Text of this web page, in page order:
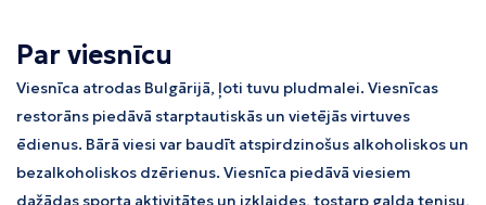
Par viesnīcu
Viesnīca atrodas Bulgārijā, ļoti tuvu pludmalei. Viesnīcas
restorāns piedāvā starptautiskās un vietējās virtuves
ēdienus. Bārā viesi var baudīt atspirdzinošus alkoholiskos un
bezalkoholiskos dzērienus. Viesnīca piedāvā viesiem
dažādas sporta aktivitātes un izklaides, tostarp galda tenisu,